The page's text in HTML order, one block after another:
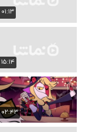
۰۱:۱۳
۱۵:۱۴
۰۲:۴۳